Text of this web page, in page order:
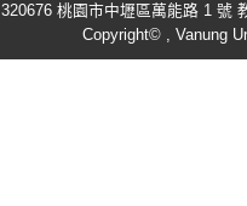
320676 桃園市中壢區萬能路 1 號
Copyright© , Vanung